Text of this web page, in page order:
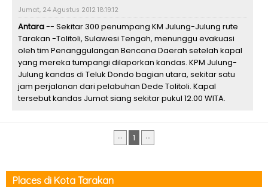
Jumat, 24 Agustus 2012 18:19:12
Antara-- Sekitar 300 penumpang KM Julung-Julung rute
Tarakan -Tolitoli, Sulawesi Tengah, menunggu evakuasi
oleh tim Penanggulangan Bencana Daerah setelah kapal
yang mereka tumpangi dilaporkan kandas. KPM Julung-
Julung kandas di Teluk Dondo bagian utara, sekitar satu
jam perjalanan dari pelabuhan Dede Tolitoli. Kapal
tersebut kandas Jumat siang sekitar pukul 12.00 WITA.
‹‹ 1 ››
Places di Kota Tarakan